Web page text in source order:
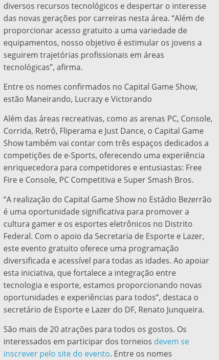
diversos recursos tecnológicos e despertar o interesse
das novas gerações por carreiras nesta área. “Além de
proporcionar acesso gratuito a uma variedade de
equipamentos, nosso objetivo é estimular os jovens a
seguirem trajetórias profissionais em áreas
tecnológicas”, afirma.
Entre os nomes confirmados no Capital Game Show,
estão Maneirando, Lucrazy e Victorando
Além das áreas recreativas, como as arenas PC, Console,
Corrida, Retrô, Fliperama e Just Dance, o Capital Game
Show também vai contar com três espaços dedicados a
competições de e-Sports, oferecendo uma experiência
enriquecedora para competidores e entusiastas: Free
Fire e Console, PC Competitiva e Super Smash Bros.
“A realização do Capital Game Show no Estádio Bezerrão
é uma oportunidade significativa para promover a
cultura gamer e os esportes eletrônicos no Distrito
Federal. Com o apoio da Secretaria de Esporte e Lazer,
este evento gratuito oferece uma programação
diversificada e acessível para todas as idades. Ao apoiar
esta iniciativa, que fortalece a integração entre
tecnologia e esporte, estamos proporcionando novas
oportunidades e experiências para todos”, destaca o
secretário de Esporte e Lazer do DF, Renato Junqueira.
São mais de 20 atrações para todos os gostos. Os
interessados em participar dos torneios devem se
inscrever pelo site do evento. Entre os nomes